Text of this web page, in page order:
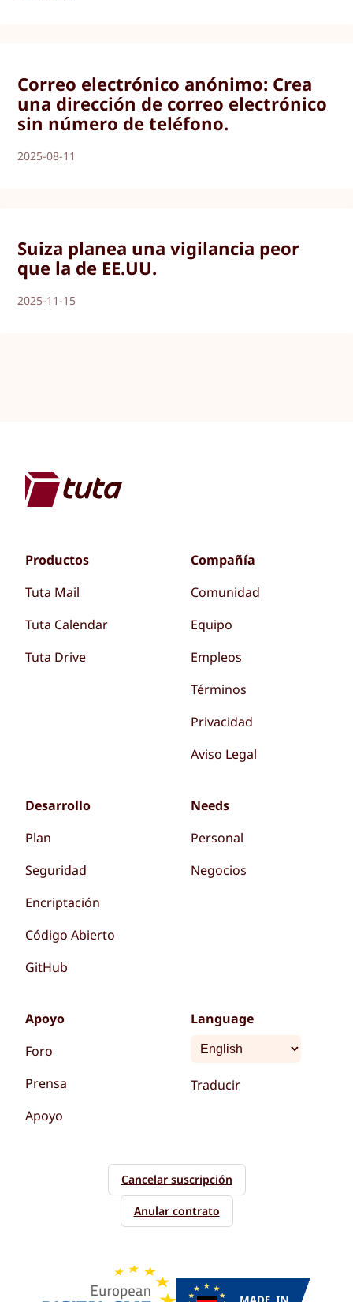
Correo electrónico anónimo: Crea
una dirección de correo electrónico
sin número de teléfono.
2025-08-11
Suiza planea una vigilancia peor
que la de EE.UU.
2025-11-15
Productos
Tuta Mail
Tuta Calendar
Tuta Drive
Compañía
Comunidad
Equipo
Empleos
Términos
Privacidad
Aviso Legal
Desarrollo
Plan
Seguridad
Encriptación
Código Abierto
GitHub
Needs
Personal
Negocios
Apoyo
Foro
Prensa
Apoyo
Language
Traducir
Cancelar suscripción
Anular contrato